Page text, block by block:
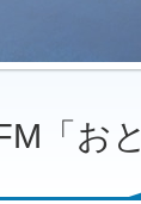
「おと